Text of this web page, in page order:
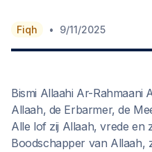
Fiqh • 9/11/2025
Bismi Allaahi Ar-Rahmaani
Allaah, de Erbarmer, de
Alle lof zij Allaah, vrede en
Boodschapper van Allaah,